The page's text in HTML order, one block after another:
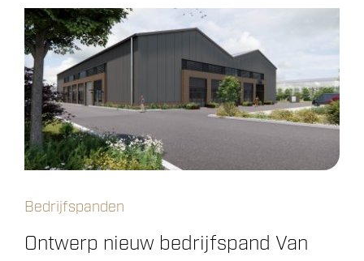
Ontwerp nieuw bedrijfspand Van
Bedrijfspanden